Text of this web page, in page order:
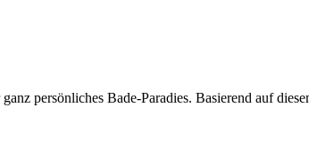
persönliches Bade-Paradies. Basierend auf